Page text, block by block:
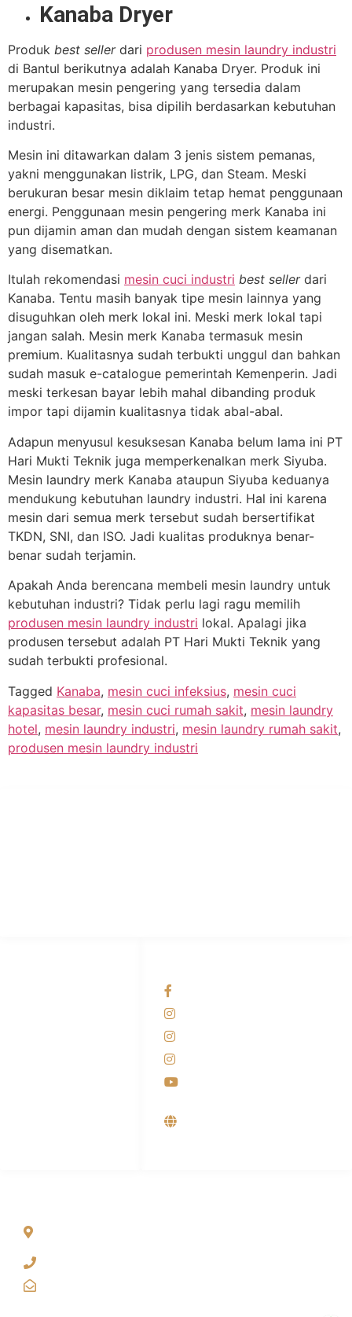
Kanaba Dryer
Produk best seller dari produsen mesin laundry industri
di Bantul berikutnya adalah Kanaba Dryer. Produk ini
merupakan mesin pengering yang tersedia dalam
berbagai kapasitas, bisa dipilih berdasarkan kebutuhan
industri.
Mesin ini ditawarkan dalam 3 jenis sistem pemanas,
yakni menggunakan listrik, LPG, dan Steam. Meski
berukuran besar mesin diklaim tetap hemat penggunaan
energi. Penggunaan mesin pengering merk Kanaba ini
pun dijamin aman dan mudah dengan sistem keamanan
yang disematkan.
Itulah rekomendasi mesin cuci industri best seller dari
Kanaba. Tentu masih banyak tipe mesin lainnya yang
disuguhkan oleh merk lokal ini. Meski merk lokal tapi
jangan salah. Mesin merk Kanaba termasuk mesin
premium. Kualitasnya sudah terbukti unggul dan bahkan
sudah masuk e-catalogue pemerintah Kemenperin. Jadi
meski terkesan bayar lebih mahal dibanding produk
impor tapi dijamin kualitasnya tidak abal-abal.
Adapun menyusul kesuksesan Kanaba belum lama ini PT
Hari Mukti Teknik juga memperkenalkan merk Siyuba.
Mesin laundry merk Kanaba ataupun Siyuba keduanya
mendukung kebutuhan laundry industri. Hal ini karena
mesin dari semua merk tersebut sudah bersertifikat
TKDN, SNI, dan ISO. Jadi kualitas produknya benar-
benar sudah terjamin.
Apakah Anda berencana membeli mesin laundry untuk
kebutuhan industri? Tidak perlu lagi ragu memilih
produsen mesin laundry industri lokal. Apalagi jika
produsen tersebut adalah PT Hari Mukti Teknik yang
sudah terbukti profesional.
Tagged Kanaba, mesin cuci infeksius, mesin cuci
kapasitas besar, mesin cuci rumah sakit, mesin laundry
hotel, mesin laundry industri, mesin laundry rumah sakit,
produsen mesin laundry industri